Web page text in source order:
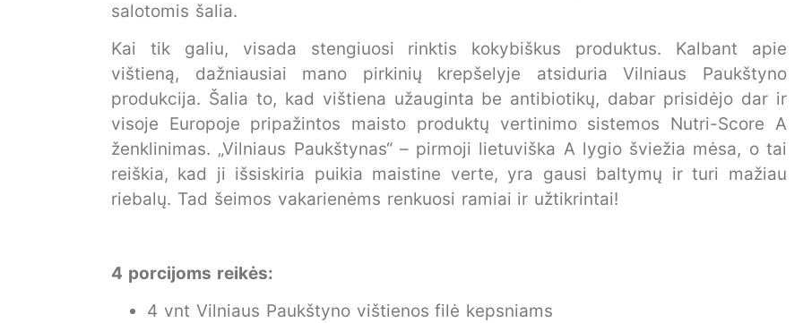
salotomis šalia.
Kai tik galiu, visada stengiuosi rinktis kokybiškus produktus. Kalbant apie
vištieną, dažniausiai mano pirkinių krepšelyje atsiduria Vilniaus Paukštyno
produkcija. Šalia to, kad vištiena užauginta be antibiotikų, dabar prisidėjo dar ir
visoje Europoje pripažintos maisto produktų vertinimo sistemos Nutri-Score A
ženklinimas. „Vilniaus Paukštynas“ – pirmoji lietuviška A lygio šviežia mėsa, o tai
reiškia, kad ji išsiskiria puikia maistine verte, yra gausi baltymų ir turi mažiau
riebalų. Tad šeimos vakarienėms renkuosi ramiai ir užtikrintai!
4 porcijoms reikės:
4 vnt Vilniaus Paukštyno vištienos filė kepsniams